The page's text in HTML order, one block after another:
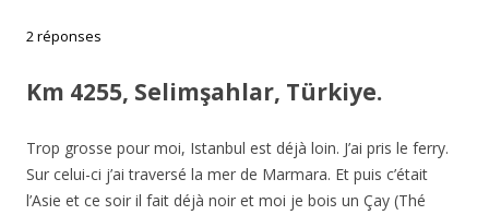
2 réponses
Km 4255, Selimşahlar, Türkiye.
Trop grosse pour moi, Istanbul est déjà loin. J’ai pris le ferry.
Sur celui-ci j’ai traversé la mer de Marmara. Et puis c’était
l’Asie et ce soir il fait déjà noir et moi je bois un Çay (Thé